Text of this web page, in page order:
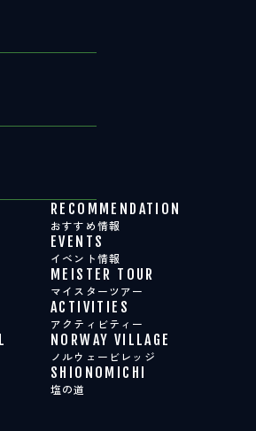
RECOMMENDATION
おすすめ情報
EVENTS
イベント情報
MEISTER TOUR
マイスターツアー
ACTIVITIES
アクティビティー
NORWAY VILLAGE
ノルウェービレッジ
SHIONOMICHI
塩の道